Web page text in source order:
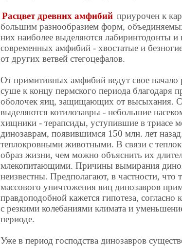
Расцвет древних амфибий приурочен к
большим разнообразием форм,
них наиболее выделяются лабиринтодонты
современных амфибий - хвостатые и
от других ветвей стегоцефалов.
От примитивных амфибий ведут свое начало
суше к концу пермского периода благодаря
оболочек яиц, защищающих от высыхания.
выделяются котилозавры - небольшие
хищники - терапсиды, уступившие в триасе
динозаврам, появившимся 150 млн. лет
теплокровными животными. В связи с
образ жизни, чем можно объяснить их
млекопитающими. Причины вымирания
неизвестны. Предполагают, в частности, что
массового уничтожения яиц динозавров
правдоподобной кажется гипотеза,
с резкими колебаниями климата и
периоде.
Уже в период господства динозавров